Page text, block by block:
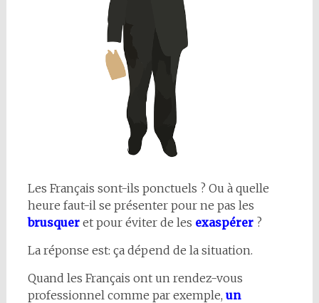
Les Français sont-ils ponctuels ? Ou à quelle
heure faut-il se présenter pour ne pas les
brusquer et pour éviter de les exaspérer ?
La réponse est: ça dépend de la situation.
Quand les Français ont un rendez-vous
professionnel comme par exemple, un